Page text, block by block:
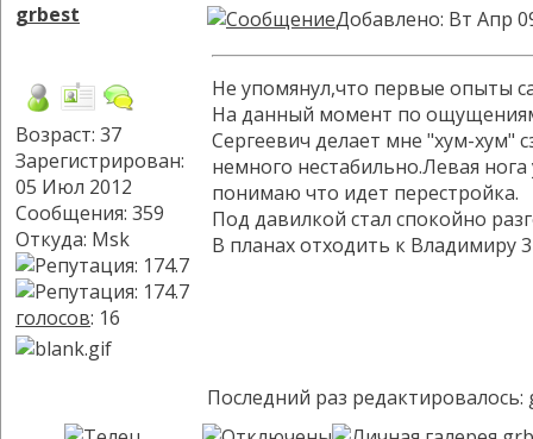
grbest
Возраст: 37
Зарегистрирован:
05 Июл 2012
Сообщения: 359
Откуда: Msk
голосов: 16
Добавлено: Вт Апр
Не упомянул,что первые опыты
На данный момент по
Сергеевич делает мне "хум-хум"
немного нестабильно.Левая
понимаю что идет перестройка.
Под давилкой стал спокойно
В планах отходить к Владимиру
Последний раз редактировалось: